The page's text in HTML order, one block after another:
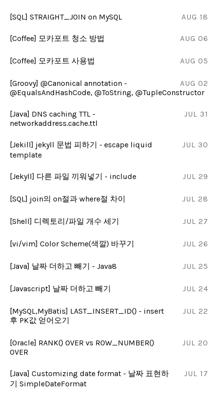
AUG 18
[SQL] STRAIGHT_JOIN on MySQL
AUG 06
[Coffee] 모카포트 청소 방법
AUG 05
[Coffee] 모카포트 사용법
AUG 02
[Groovy] @Canonical annotation -
@EqualsAndHashCode, @ToString, @TupleConstructor
JUL 31
[Java] DNS caching TTL -
networkaddress.cache.ttl
JUL 30
[Jekill] jekyll 문법 피하기 - escape liquid
template
JUL 29
[Jekyll] 다른 파일 끼워넣기 - include
JUL 28
[SQL] join의 on절과 where절 차이
JUL 27
[Shell] 디렉토리/파일 개수 세기
JUL 26
[vi/vim] Color Scheme(색깔) 바꾸기
JUL 25
[Java] 날짜 더하고 빼기 - Java8
JUL 24
[Javascript] 날짜 더하고 빼기
JUL 22
[MySQL,MyBatis] LAST_INSERT_ID() - insert
후 PK값 얻어오기
JUL 20
[Oracle] RANK() OVER vs ROW_NUMBER()
OVER
JUL 17
[Java] Customizing date format - 날짜 표현하
기 SimpleDateFormat